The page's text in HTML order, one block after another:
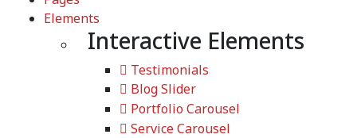
Elements
Interactive Elements
Testimonials
Blog Slider
Portfolio Carousel
Service Carousel